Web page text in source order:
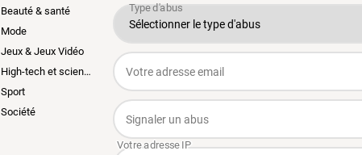
Beauté & santé
Mode
Jeux & Jeux Vidéo
High-tech et sciences
Sport
Société